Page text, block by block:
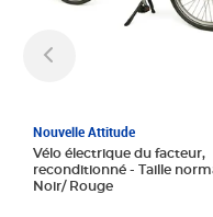
Nouvelle Attitude
Vélo électrique du facteur,
reconditionné - Taille normale -
Noir/ Rouge